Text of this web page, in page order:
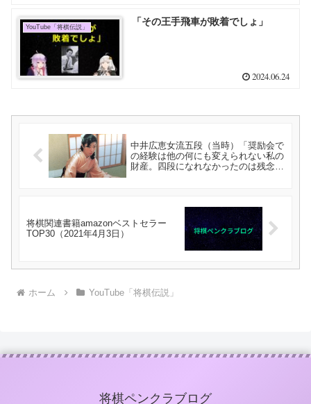
YouTube「将棋伝説」 「その王手飛車が敗着でしょ」
2024.06.24
中井広恵女流五段（当時）「奨励会で
の経験は他の何にも変えられない私の
財産。四段になれなかったのは残念だ
将棋関連書籍amazonベストセラー
TOP30（2021年4月3日）
ホーム YouTube「将棋伝説」
将棋ペンクラブログ